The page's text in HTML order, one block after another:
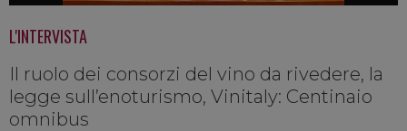
L'INTERVISTA
Il ruolo dei consorzi del vino da rivedere, la
legge sull’enoturismo, Vinitaly: Centinaio
omnibus